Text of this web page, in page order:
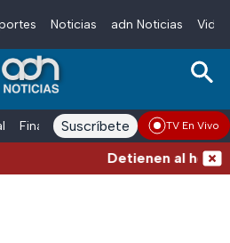
Noticias adn Noticias
Finanzas adn Noticias Radio
Suscríbete TV En Vivo
Detienen al